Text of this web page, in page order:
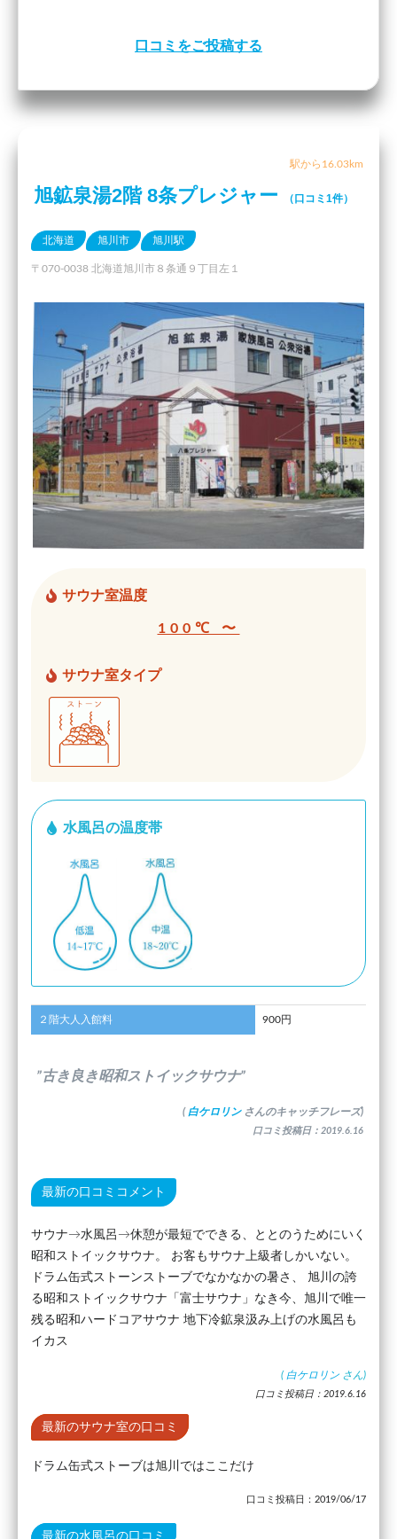
口コミをご投稿する
駅から16.03km
旭鉱泉湯2階 8条プレジャー （口コミ1件）
北海道 旭川市 旭川駅
〒070-0038 北海道旭川市８条通９丁目左１
サウナ室温度
100℃ 〜
サウナ室タイプ
水風呂の温度帯
２階大人入館料 900円
”古き良き昭和ストイックサウナ”
( 白ケロリン さんのキャッチフレーズ)
口コミ投稿日：2019.6.16
最新の口コミコメント
サウナ→水風呂→休憩が最短でできる、ととのうためにいく
昭和ストイックサウナ。 お客もサウナ上級者しかいない。
ドラム缶式ストーンストーブでなかなかの暑さ、 旭川の誇
る昭和ストイックサウナ「富士サウナ」なき今、旭川で唯一
残る昭和ハードコアサウナ 地下冷鉱泉汲み上げの水風呂も
イカス
( 白ケロリン さん)
口コミ投稿日：2019.6.16
最新のサウナ室の口コミ
ドラム缶式ストーブは旭川ではここだけ
口コミ投稿日：2019/06/17
最新の水風呂の口コミ